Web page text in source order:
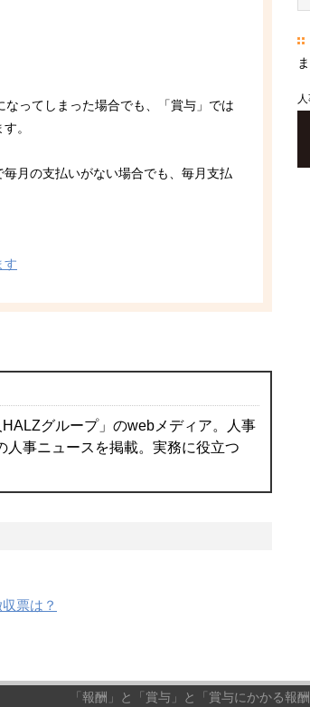
ってしまった場合でも、「賞与」では
。
月の支払いがない場合でも、毎月支払
す
グループ」のwebメディア。人事
事ニュースを掲載。実務に役立つ
票は？
「報酬」と「賞与」と「賞与にかかる報